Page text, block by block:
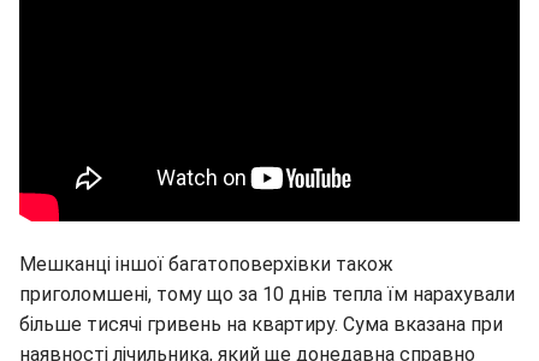
Мешканці іншої багатоповерхівки також
приголомшені, тому що за 10 днів тепла їм нарахували
більше тисячі гривень на квартиру. Сума вказана при
наявності лічильника, який ще донедавна справно